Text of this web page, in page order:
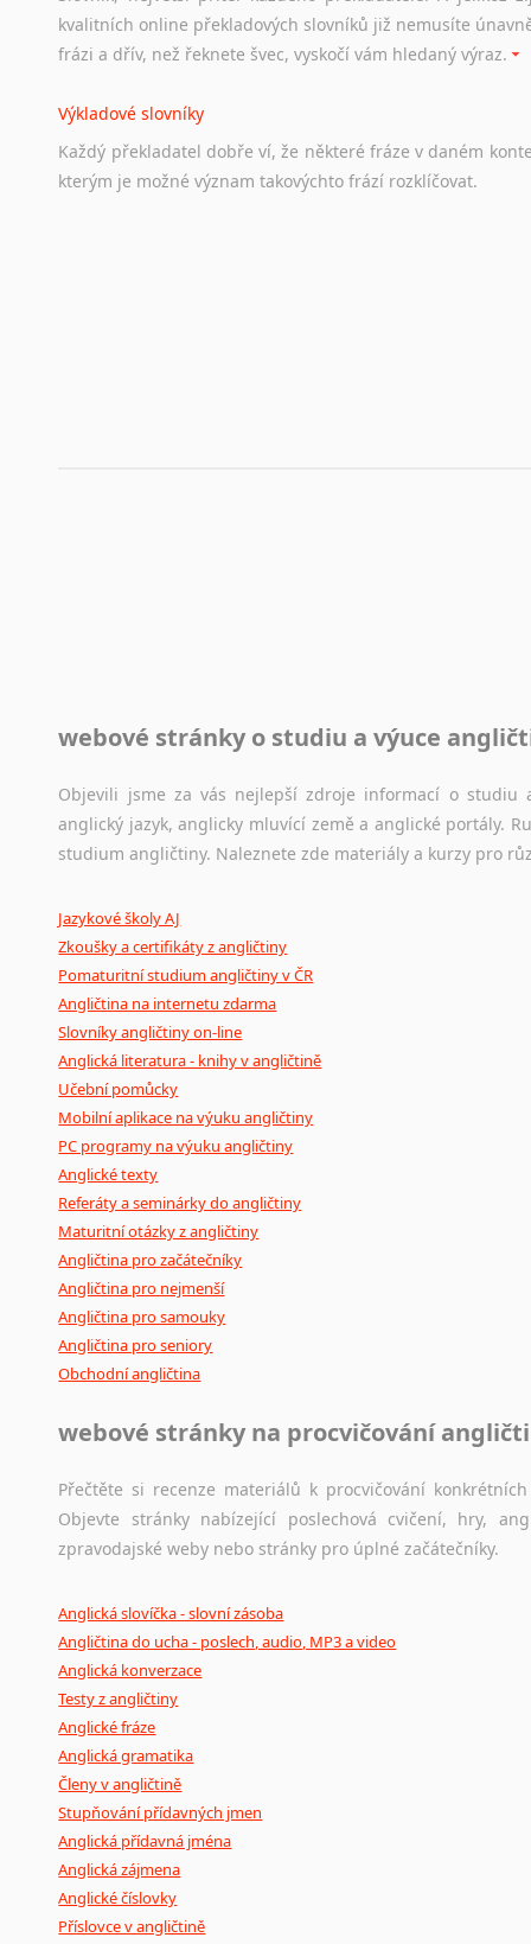
hledat práci na internetu případně osobní zkušenosti
Hledáte-li
práci
stejná obecná pravidla, jako pro český životopis. Tak dost
kvalitních online překladových slovníků již nemusíte
frázi a dřív, než řeknete švec, vyskočí vám hledaný výraz.
Výkladové slovníky
Každý překladatel dobře ví, že některé fráze v daném
kterým je možné význam takovýchto frází rozklíčovat.
Jazykový korpus je elektronický soubor autentických
původního zdroje textu.
Ostatní pomůcky pro překladatele
poradny a pravidla
webové stránky o studiu a výuce
Objevili jsme za vás nejlepší zdroje informací o studiu
anglický jazyk, anglicky mluvící země a anglické portály.
studium angličtiny. Naleznete zde materiály a kurzy pro
Jazykové školy AJ
Zkoušky a certifikáty z angličtiny
Pomaturitní studium angličtiny v ČR
Angličtina na internetu zdarma
Slovníky angličtiny on-line
Anglická literatura - knihy v angličtině
Učební pomůcky
Mobilní aplikace na výuku angličtiny
PC programy na výuku angličtiny
Anglické texty
Referáty a seminárky do angličtiny
Maturitní otázky z angličtiny
Angličtina pro začátečníky
Angličtina pro nejmenší
Angličtina pro samouky
Angličtina pro seniory
Obchodní angličtina
webové stránky na procvičování
Přečtěte si recenze materiálů k procvičování
Objevte stránky nabízející poslechová cvičení, hry,
zpravodajské weby nebo stránky pro úplné začátečníky.
Anglická slovíčka - slovní zásoba
Angličtina do ucha - poslech, audio, MP3 a video
Anglická konverzace
Testy z angličtiny
Anglické fráze
Anglická gramatika
Členy v angličtině
Stupňování přídavných jmen
Anglická přídavná jména
Anglická zájmena
Anglické číslovky
Příslovce v angličtině